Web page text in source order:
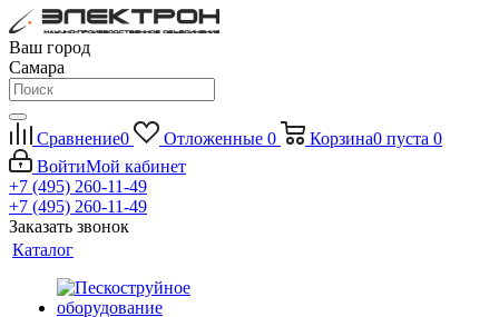
Ваш город
Самара
Сравнение0 Отложенные 0 Корзина0 пуста 0
ВойтиМой кабинет
+7 (495) 260-11-49
+7 (495) 260-11-49
Заказать звонок
Каталог